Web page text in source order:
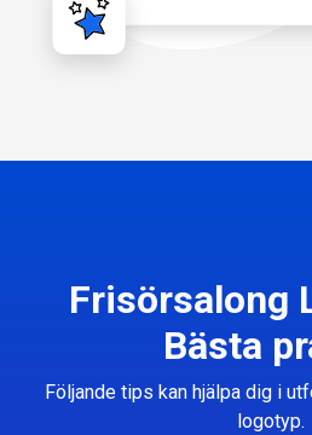
Frisörsalong
Bästa
Följande tips kan hjälpa dig i
logotyp.